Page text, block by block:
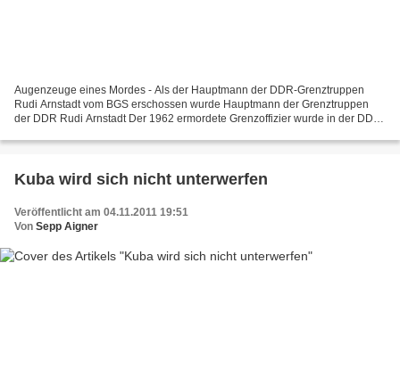
Augenzeuge eines Mordes - Als der Hauptmann der DDR-Grenztruppen
Rudi Arnstadt vom BGS erschossen wurde Hauptmann der Grenztruppen
der DDR Rudi Arnstadt Der 1962 ermordete Grenzoffizier wurde in der DDR,
Kuba wird sich nicht unterwerfen
Veröffentlicht am 04.11.2011 19:51
Von Sepp Aigner